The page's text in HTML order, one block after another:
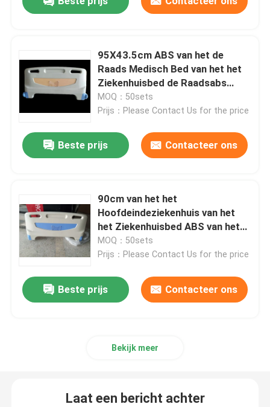
Impuls Oximeter en Zuurstofconcentrator
95X43.5cm ABS van het de
Raads Medisch Bed van het het
Ziekenhuisbed de Raadsabs
Plastiek
MOQ：50sets
Prijs：Please Contact Us for the price
Beste prijs Contacteer ons
90cm van het het
Hoofdeindeziekenhuis van het
het Ziekenhuisbed ABS van het
Bedtoebehoren Hoofdvoetraad
MOQ：50sets
Prijs：Please Contact Us for the price
Beste prijs Contacteer ons
Bekijk meer
Laat een bericht achter